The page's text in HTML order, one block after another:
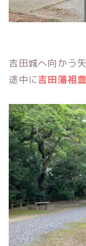
吉田城へ向かう
途中に吉田藩祖